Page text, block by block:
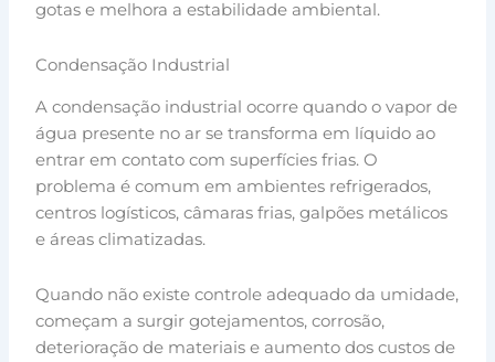
gotas e melhora a estabilidade ambiental.
Condensação Industrial
A condensação industrial ocorre quando o vapor de
água presente no ar se transforma em líquido ao
entrar em contato com superfícies frias. O
problema é comum em ambientes refrigerados,
centros logísticos, câmaras frias, galpões metálicos
e áreas climatizadas.
Quando não existe controle adequado da umidade,
começam a surgir gotejamentos, corrosão,
deterioração de materiais e aumento dos custos de